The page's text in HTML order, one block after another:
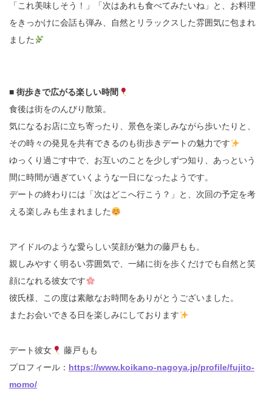
「これ美味しそう！」「次はあれも食べてみたいね」と、お料理
をきっかけに会話も弾み、自然とリラックスした雰囲気に包まれ
ました
■ 街歩きで広がる楽しい時間
食後は街をのんびり散策。
気になるお店に立ち寄ったり、景色を楽しみながら歩いたりと、
その時々の発見を共有できるのも街歩きデートの魅力です
ゆっくり過ごす中で、お互いのことを少しずつ知り、あっという
間に時間が過ぎていくような一日になったようです。
デートの終わりには「次はどこへ行こう？」と、次回の予定を考
える楽しみも生まれました
アイドルのような愛らしい笑顔が魅力の藤戸もも。
親しみやすく明るい雰囲気で、一緒に街を歩くだけでも自然と笑
顔になれる彼女です
彼氏様、この度は素敵なお時間をありがとうございました。
またお会いできる日を楽しみにしております
デート彼女
藤戸もも
プロフィール： https://www.koikano-nagoya.jp/profile/fujito-
momo/